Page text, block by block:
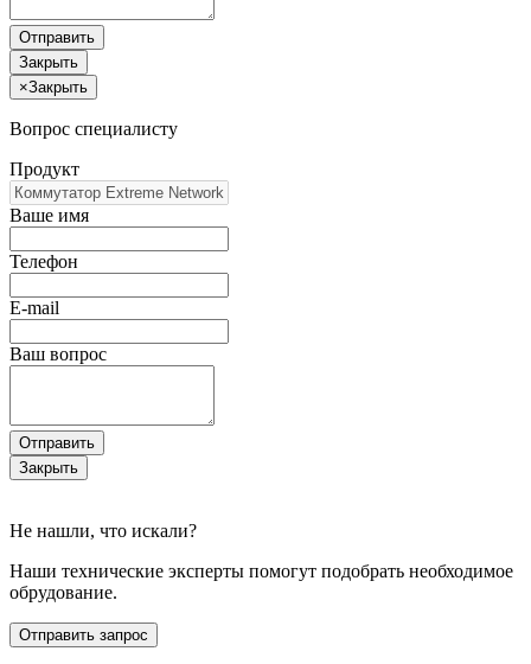
Отправить
Закрыть
×Закрыть
Вопрос специалисту
Продукт
Ваше имя
Телефон
E-mail
Ваш вопрос
Отправить
Закрыть
Не нашли, что искали?
Наши технические эксперты помогут подобрать необходимое
обрудование.
Отправить запрос